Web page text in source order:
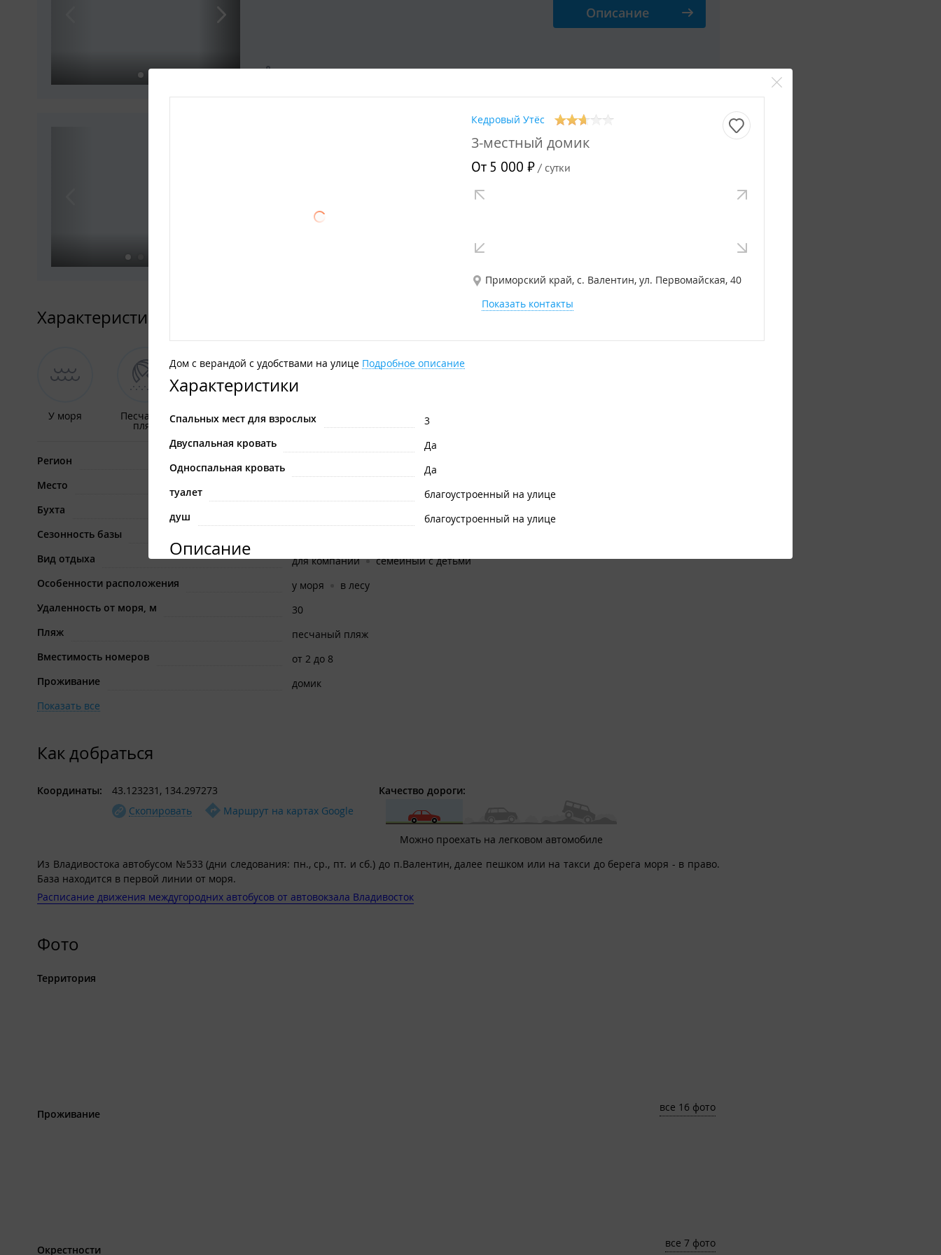
Вмещает 6 гостей
Описание
Смотреть все фото
Характеристики
У моря Песчаный
пляж
Отдельный
домик
Детская
площадка
Регион
Место
Бухта
Сезонность базы
Вид отдыха
для компаний
семейный с детьми
Особенности расположения
у моря
в лесу
Удаленность от моря, м
30
Пляж
песчаный пляж
Вместимость номеров
от 2 до 8
Проживание
домик
Показать все
Как добраться
Координаты:
43.123231, 134.297273
Скопировать
Маршрут на картах Google
Качество дороги:
Можно проехать на легковом автомобиле
Из Владивостока автобусом №533 (дни следования: пн., ср., пт. и сб.) до п.Валентин, далее пешком или на такси до берега моря - в право.
База находится в первой линии от моря.
Расписание движения междугородних автобусов от автовокзала Владивосток
Фото
Территория
все 16 фото
Проживание
все 7 фото
Окрестности
Кедровый Утёс
3-местный домик
От 5 000 ₽/ сутки
Приморский край, с. Валентин, ул. Первомайская, 40
Показать контакты
Дом с верандой с удобствами на улице Подробное описание
Характеристики
Спальных мест для взрослых
3
Двуспальная кровать
Да
Односпальная кровать
Да
туалет
благоустроенный на улице
душ
благоустроенный на улице
Описание
Номера с верандой вместимостью до человек. С удобствами на территории.
В номере: двуспальная кровать и односпальная, телевизор, холодильник, зеркало, тумбочка.
Постельное белье НЕ предоставляется!
Веранда: Лавочки и стол.